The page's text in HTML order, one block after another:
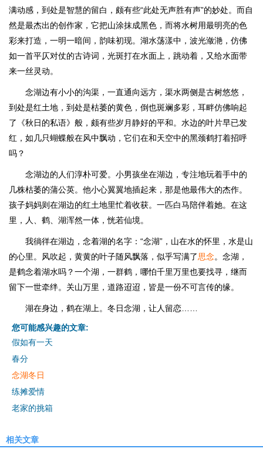
满动感，到处是智慧的留白，颇有些“此处无声胜有声”的妙处。而自
然是最杰出的创作家，它把山涂抹成黑色，而将水树用最明亮的色
彩来打造，一明一暗间，韵味初现。湖水荡漾中，波光潋滟，仿佛
如一首平仄对仗的古诗词，光斑打在水面上，跳动着，又给水面带
来一丝灵动。
念湖边有小小的沟渠，一直通向远方，渠水两侧是古树悠悠，
到处是红土地，到处是枯萎的黄色，倒也斑斓多彩，耳畔仿佛响起
了《秋日的私语》般，颇有些岁月静好的平和。水边的叶片早已发
红，如几只蝴蝶般在风中飘动，它们在和天空中的黑颈鹤打着招呼
吗？
念湖边的人们淳朴可爱。小男孩坐在湖边，专注地玩着手中的
几株枯萎的蒲公英。他小心翼翼地插起来，那是他最伟大的杰作。
孩子妈妈则在湖边的红土地里忙着收获。一匹白马陪伴着她。在这
里，人、鹤、湖浑然一体，恍若仙境。
我徜徉在湖边，念着湖的名字：“念湖”，山在水的怀里，水是山
的心里。风吹起，黄黄的叶子随风飘落，似乎写满了思念。念湖，
是鹤念着湖水吗？一个湖，一群鹤，哪怕千里万里也要找寻，继而
留下一世牵绊。关山万里，道路迢迢，皆是一份不可言传的缘。
湖在身边，鹤在湖上。冬日念湖，让人留恋……
您可能感兴趣的文章:
假如有一天
春分
念湖冬日
练摊爱情
老家的挑箱
相关文章